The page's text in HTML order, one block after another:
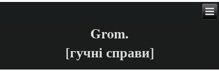
Grom.
[гучні справи]